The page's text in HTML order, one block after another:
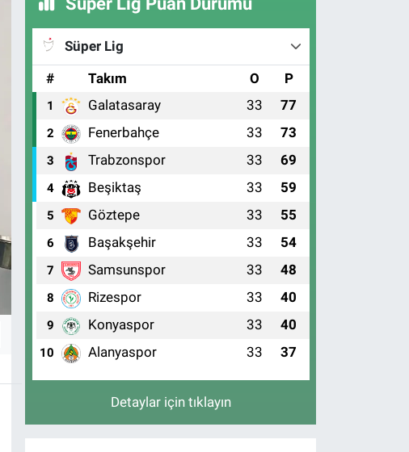
Süper Lig
#
Takım O P
1 Galatasaray 33 77
2 Fenerbahçe 33 73
3 Trabzonspor 33 69
4 Beşiktaş 33 59
5 Göztepe 33 55
6 Başakşehir 33 54
7 Samsunspor 33 48
8 Rizespor 33 40
9 Konyaspor 33 40
10 Alanyaspor 33 37
Detaylar için tıklayın